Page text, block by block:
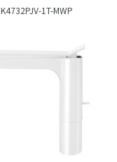
K4732PJV-1T-MWP